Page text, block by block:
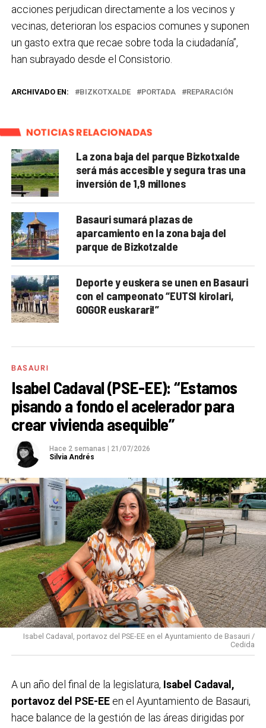
acciones perjudican directamente a los vecinos y
vecinas, deterioran los espacios comunes y suponen
un gasto extra que recae sobre toda la ciudadanía”,
han subrayado desde el Consistorio.
ARCHIVADO EN: BIZKOTXALDE PORTADA REPARACIÓN
NOTICIAS RELACIONADAS
La zona baja del parque Bizkotxalde
será más accesible y segura tras una
inversión de 1,9 millones
Basauri sumará plazas de
aparcamiento en la zona baja del
parque de Bizkotzalde
Deporte y euskera se unen en Basauri
con el campeonato “EUTSI kirolari,
GOGOR euskarari!”
BASAURI
Isabel Cadaval (PSE-EE): “Estamos
pisando a fondo el acelerador para
crear vivienda asequible”
Hace 2 semanas
21/07/2026
Silvia Andrés
Isabel Cadaval, portavoz del PSE-EE en el Ayuntamiento de Basauri /
Cedida
A un año del final de la legislatura, Isabel Cadaval,
portavoz del PSE-EEen el Ayuntamiento de Basauri,
hace balance de la gestión de las áreas dirigidas por